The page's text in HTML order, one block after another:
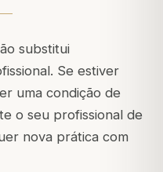
substitui
Se estiver
uma condição de
o seu profissional de
nova prática com